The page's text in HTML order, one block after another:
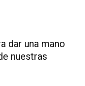
dar una mano
nuestras